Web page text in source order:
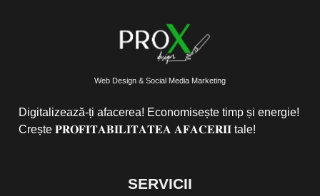
Web Design & Social Media Marketing
Digitalizează-ți afacerea! Economisește timp și energie!
Crește 𝐏𝐑𝐎𝐅𝐈𝐓𝐀𝐁𝐈𝐋𝐈𝐓𝐀𝐓𝐄𝐀 𝐀𝐅𝐀𝐂𝐄𝐑𝐈𝐈 tale!
SERVICII